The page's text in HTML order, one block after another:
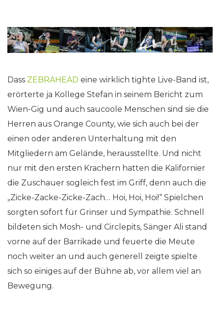
Dass ZEBRAHEAD eine wirklich tighte Live-Band ist,
erörterte ja Kollege Stefan in seinem Bericht zum
Wien-Gig und auch saucoole Menschen sind sie die
Herren aus Orange County, wie sich auch bei der
einen oder anderen Unterhaltung mit den
Mitgliedern am Gelände, herausstellte. Und nicht
nur mit den ersten Krachern hatten die Kalifornier
die Zuschauer sogleich fest im Griff, denn auch die
„Zicke-Zacke-Zicke-Zach… Hoi, Hoi, Hoi!“ Spielchen
sorgten sofort für Grinser und Sympathie. Schnell
bildeten sich Mosh- und Circlepits, Sänger Ali stand
vorne auf der Barrikade und feuerte die Meute
noch weiter an und auch generell zeigte spielte
sich so einiges auf der Bühne ab, vor allem viel an
Bewegung.